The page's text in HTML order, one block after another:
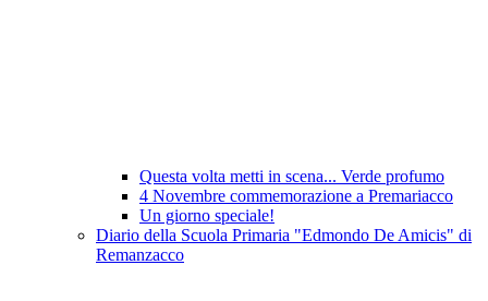
Questa volta metti in scena... Verde profumo
4 Novembre commemorazione a Premariacco
Un giorno speciale!
Diario della Scuola Primaria "Edmondo De Amicis" di
Remanzacco